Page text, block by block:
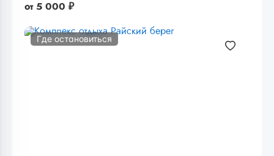
от 5 000 ₽
Где остановиться